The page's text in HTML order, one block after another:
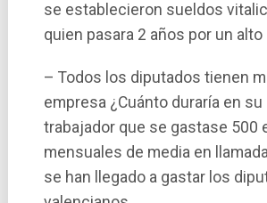
se establecieron sueldos
quien pasara 2 años por un alto
– Todos los diputados tienen
empresa ¿Cuánto durarí­a en
trabajador que se gastase 500
mensuales de media en
se han llegado a gastar los